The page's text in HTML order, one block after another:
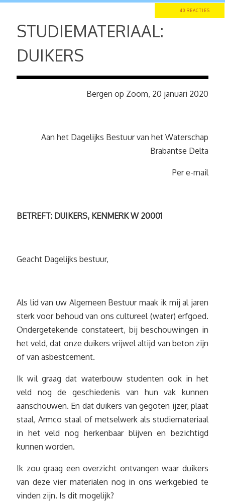
40 REACTIES
STUDIEMATERIAAL:
DUIKERS
Bergen op Zoom, 20 januari 2020
Aan het Dagelijks Bestuur van het Waterschap
Brabantse Delta
Per e-mail
BETREFT: DUIKERS, KENMERK W 20001
Geacht Dagelijks bestuur,
Als lid van uw Algemeen Bestuur maak ik mij al jaren
sterk voor behoud van ons cultureel (water) erfgoed.
Ondergetekende constateert, bij beschouwingen in
het veld, dat onze duikers vrijwel altijd van beton zijn
of van asbestcement.
Ik wil graag dat waterbouw studenten ook in het
veld nog de geschiedenis van hun vak kunnen
aanschouwen. En dat duikers van gegoten ijzer, plaat
staal, Armco staal of metselwerk als studiemateriaal
in het veld nog herkenbaar blijven en bezichtigd
kunnen worden.
Ik zou graag een overzicht ontvangen waar duikers
van deze vier materialen nog in ons werkgebied te
vinden zijn. Is dit mogelijk?